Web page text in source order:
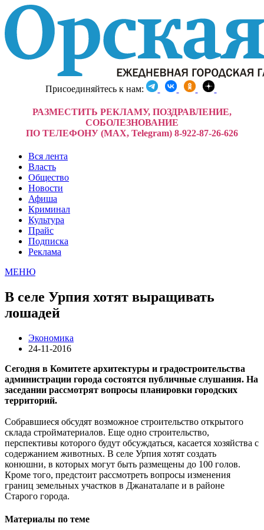
Присоединяйтесь к нам:
РАЗМЕСТИТЬ РЕКЛАМУ, ПОЗДРАВЛЕНИЕ,
СОБОЛЕЗНОВАНИЕ
ПО ТЕЛЕФОНУ (MAX, Telegram) 8-922-87-26-626
Вся лента
Власть
Общество
Новости
Афиша
Криминал
Культура
Прайс
Подписка
Реклама
МЕНЮ
В селе Урпия хотят выращивать
лошадей
Экономика
24-11-2016
Сегодня в Комитете архитектуры и градостроительства
администрации города состоятся публичные слушания. На
заседании рассмотрят вопросы планировки городских
территорий.
Собравшиеся обсудят возможное строительство открытого
склада стройматериалов. Еще одно строительство,
перспективы которого будут обсуждаться, касается хозяйства с
содержанием животных. В селе Урпия хотят создать
конюшни, в которых могут быть размещены до 100 голов.
Кроме того, предстоит рассмотреть вопросы изменения
границ земельных участков в Джанаталапе и в районе
Старого города.
Материалы по теме